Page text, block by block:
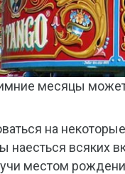
месяцы
на
наесться всяких
местом